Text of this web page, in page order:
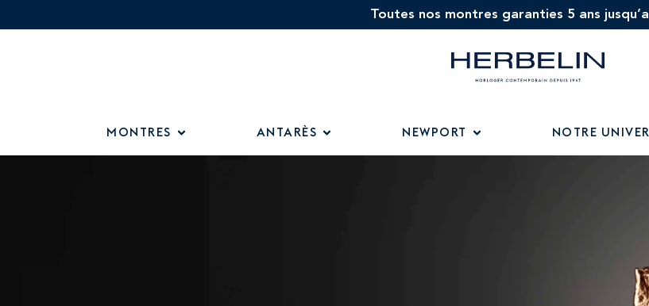
Toutes nos montres garanties 5 ans
MONTRES ANTARÈS NEWPORT NOTRE